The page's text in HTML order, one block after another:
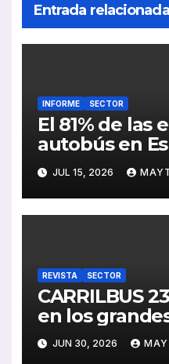
Entrada relacionada
INFORME SECTOR
El 81% de las
autobús en
serias
encontrar
JUL 15, 2026
REVISTA SECTOR
CARRILBUS
en los
transporte
JUN 30, 2026